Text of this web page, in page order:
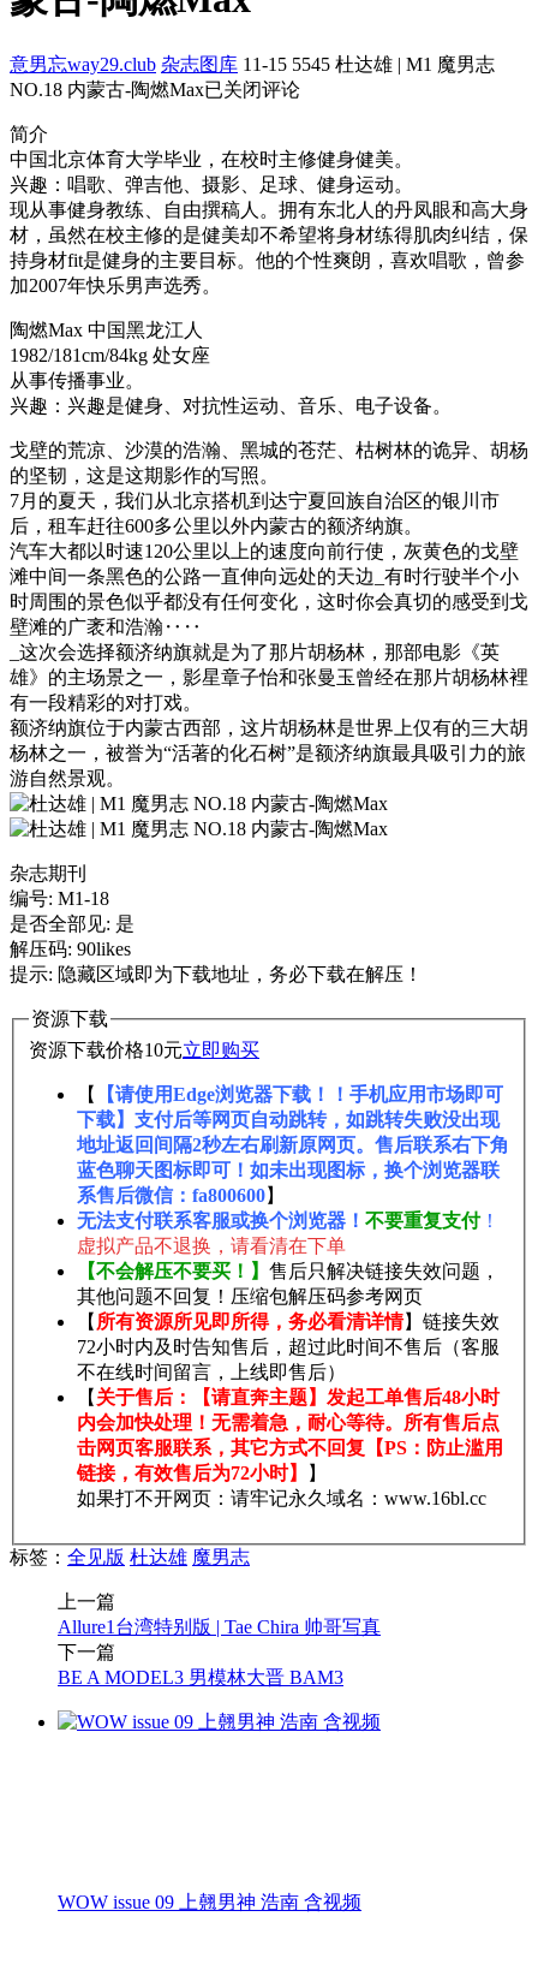
意男忘way29.club 杂志图库 11-15 5545 杜达雄 | M1 魔男志
NO.18 内蒙古-陶燃Max已关闭评论
简介
中国北京体育大学毕业，在校时主修健身健美。
兴趣：唱歌、弹吉他、摄影、足球、健身运动。
现从事健身教练、自由撰稿人。拥有东北人的丹凤眼和高大身
材，虽然在校主修的是健美却不希望将身材练得肌肉纠结，保
持身材fit是健身的主要目标。他的个性爽朗，喜欢唱歌，曾参
加2007年快乐男声选秀。
陶燃Max 中国黑龙江人
1982/181cm/84kg 处女座
从事传播事业。
兴趣：兴趣是健身、对抗性运动、音乐、电子设备。
戈壁的荒凉、沙漠的浩瀚、黑城的苍茫、枯树林的诡异、胡杨
的坚韧，这是这期影作的写照。
7月的夏天，我们从北京搭机到达宁夏回族自治区的银川市
后，租车赶往600多公里以外内蒙古的额济纳旗。
汽车大都以时速120公里以上的速度向前行使，灰黄色的戈壁
滩中间一条黑色的公路一直伸向远处的天边_有时行驶半个小
时周围的景色似乎都没有任何变化，这时你会真切的感受到戈
壁滩的广袤和浩瀚‥‥
_这次会选择额济纳旗就是为了那片胡杨林，那部电影《英
雄》的主场景之一，影星章子怡和张曼玉曾经在那片胡杨林裡
有一段精彩的对打戏。
额济纳旗位于内蒙古西部，这片胡杨林是世界上仅有的三大胡
杨林之一，被誉为“活著的化石树”是额济纳旗最具吸引力的旅
游自然景观。
杂志期刊
编号: M1-18
是否全部见: 是
解压码: 90likes
提示: 隐藏区域即为下载地址，务必下载在解压！
资源下载
资源下载价格10元立即购买
【
【请使用Edge浏览器下载！！手机应用市场即可
下载】支付后等网页自动跳转，如跳转失败没出现
地址返回间隔2秒左右刷新原网页。售后联系右下角
蓝色聊天图标即可！如未出现图标，换个浏览器联
系售后微信：fa800600】
无法支付联系客服或换个浏览器！ 不要重复支付！
虚拟产品不退换，请看清在下单
【不会解压不要买！】 售后只解决链接失效问题，
其他问题不回复！压缩包解压码参考网页
【 所有资源所见即所得，务必看清详情】链接失效
72小时内及时告知售后，超过此时间不售后（客服
不在线时间留言，上线即售后）
【 关于售后：【请直奔主题】发起工单售后48小时
内会加快处理！无需着急，耐心等待。所有售后点
击网页客服联系，其它方式不回复【PS：防止滥用
链接，有效售后为72小时】
】
如果打不开网页：请牢记永久域名：www.16bl.cc
标签： 全见版 杜达雄 魔男志
上一篇
Allure1台湾特别版 | Tae Chira 帅哥写真
下一篇
BE A MODEL3 男模林大晋 BAM3
WOW issue 09 上翹男神 浩南 含视频